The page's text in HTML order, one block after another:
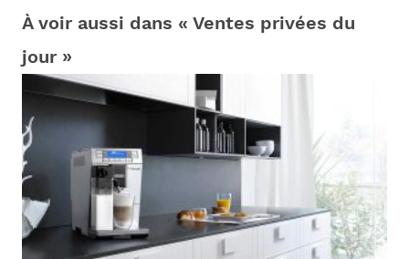
À voir aussi dans « Ventes privées du
jour »